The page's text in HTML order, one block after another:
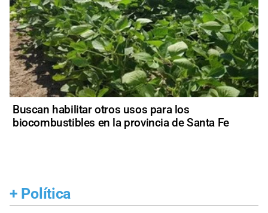
Buscan habilitar otros usos para los
biocombustibles en la provincia de Santa Fe
+ Política